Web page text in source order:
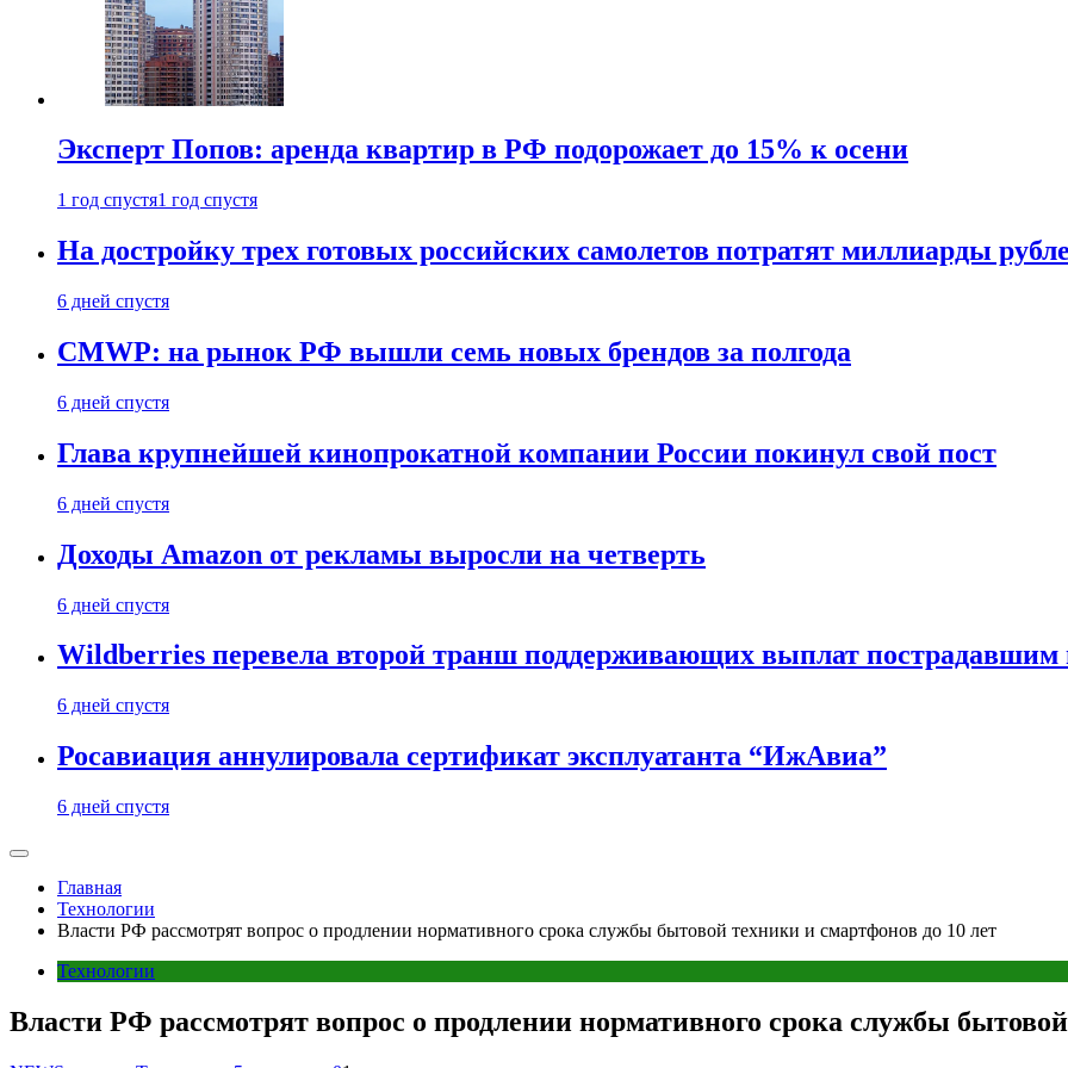
Эксперт Попов: аренда квартир в РФ подорожает до 15% к осени
1 год спустя1 год спустя
На достройку трех готовых российских самолетов потратят миллиарды
6 дней спустя
CMWP: на рынок РФ вышли семь новых брендов за полгода
6 дней спустя
Глава крупнейшей кинопрокатной компании России покинул свой пост
6 дней спустя
Доходы Amazon от рекламы выросли на четверть
6 дней спустя
Wildberries перевела второй транш поддерживающих выплат пострадавшим
6 дней спустя
Росавиация аннулировала сертификат эксплуатанта “ИжАвиа”
6 дней спустя
Главная
Технологии
Власти РФ рассмотрят вопрос о продлении нормативного срока службы бытовой техники и смартфонов до 10 лет
Технологии
Власти РФ рассмотрят вопрос о продлении нормативного срока службы